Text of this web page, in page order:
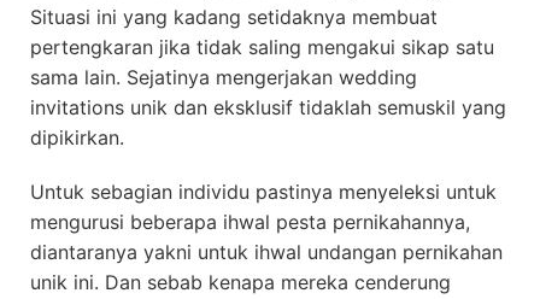
Situasi ini yang kadang setidaknya membuat
pertengkaran jika tidak saling mengakui sikap satu
sama lain. Sejatinya mengerjakan wedding
invitations unik dan eksklusif tidaklah semuskil yang
dipikirkan.
Untuk sebagian individu pastinya menyeleksi untuk
mengurusi beberapa ihwal pesta pernikahannya,
diantaranya yakni untuk ihwal undangan pernikahan
unik ini. Dan sebab kenapa mereka cenderung